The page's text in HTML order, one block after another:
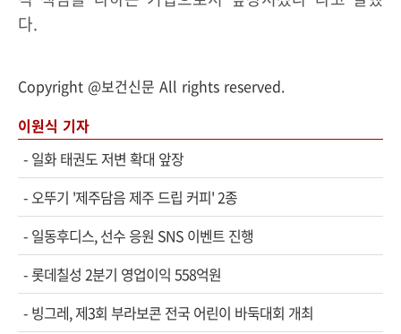
다.
Copyright @보건신문 All rights reserved.
이원식 기자
- 일화 태권도 저변 확대 앞장
-오뚜기 '제주담음 제주 드립 커피' 2종
- 일동후디스, 선수 응원 SNS 이벤트 진행
-롯데칠성 2분기 영업이익 558억원
- 빙그레, 제3회 부라보콘 전국 어린이 바둑대회 개최